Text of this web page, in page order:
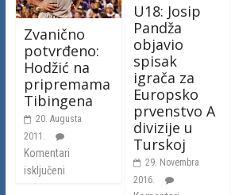
Zvanično
potvrđeno:
Hodžić na
pripremama
Tibingena
20. Augusta
2011.
Komentari
isključeni
U18: Josip
Pandža
objavio
spisak
igrača za
Europsko
prvenstvo A
divizije u
Turskoj
29. Novembra
2016.